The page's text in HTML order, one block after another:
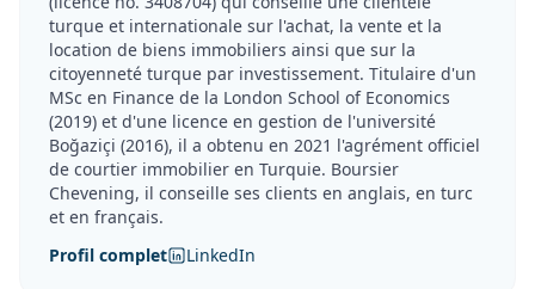
turque et internationale sur l'achat, la vente et la
location de biens immobiliers ainsi que sur la
citoyenneté turque par investissement. Titulaire d'un
MSc en Finance de la London School of Economics
(2019) et d'une licence en gestion de l'université
Boğaziçi (2016), il a obtenu en 2021 l'agrément officiel
de courtier immobilier en Turquie. Boursier
Chevening, il conseille ses clients en anglais, en turc
et en français.
Profil complet
LinkedIn